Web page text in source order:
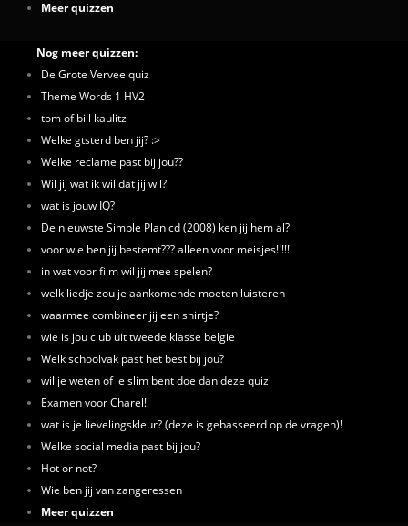
Meer quizzen
Nog meer quizzen:
De Grote Verveelquiz
Theme Words 1 HV2
tom of bill kaulitz
Welke gtsterd ben jij? :>
Welke reclame past bij jou??
Wil jij wat ik wil dat jij wil?
wat is jouw IQ?
De nieuwste Simple Plan cd (2008) ken jij hem al?
voor wie ben jij bestemt??? alleen voor meisjes!!!!!
in wat voor film wil jij mee spelen?
welk liedje zou je aankomende moeten luisteren
waarmee combineer jij een shirtje?
wie is jou club uit tweede klasse belgie
Welk schoolvak past het best bij jou?
wil je weten of je slim bent doe dan deze quiz
Examen voor Charel!
wat is je lievelingskleur? (deze is gebasseerd op de vragen)!
Welke social media past bij jou?
Hot or not?
Wie ben jij van zangeressen
Meer quizzen